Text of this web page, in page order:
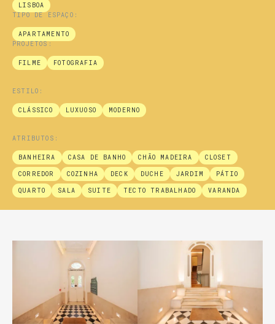
LISBOA
TIPO DE ESPAÇO:
APARTAMENTO
PROJETOS:
FILME FOTOGRAFIA
ESTILO:
CLÁSSICO LUXUOSO MODERNO
ATRIBUTOS:
BANHEIRA CASA DE BANHO CHÃO MADEIRA CLOSET
CORREDOR COZINHA DECK DUCHE JARDIM PÁTIO
QUARTO SALA SUITE TECTO TRABALHADO VARANDA